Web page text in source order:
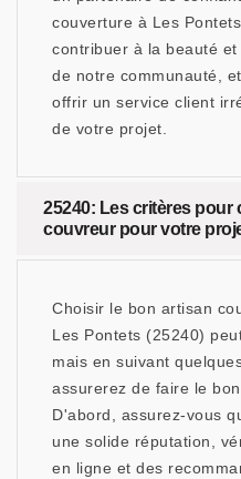
couverture à Les
contribuer à la beauté
de notre communauté,
offrir un service client
de votre projet.
25240: Les critères pour
couvreur pour votre
Choisir le bon artisan
Les Pontets (25240)
mais en suivant
assurerez de faire le
D'abord, assurez-vous
une solide réputation,
en ligne et des